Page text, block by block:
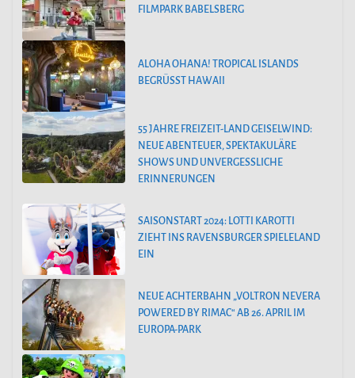
FILMPARK BABELSBERG
ALOHA OHANA! TROPICAL ISLANDS
BEGRÜSST HAWAII
55 JAHRE FREIZEIT-LAND GEISELWIND:
NEUE ABENTEUER, SPEKTAKULÄRE
SHOWS UND UNVERGESSLICHE
ERINNERUNGEN
SAISONSTART 2024: LOTTI KAROTTI
ZIEHT INS RAVENSBURGER SPIELELAND
EIN
NEUE ACHTERBAHN „VOLTRON NEVERA
POWERED BY RIMAC“ AB 26. APRIL IM
EUROPA-PARK